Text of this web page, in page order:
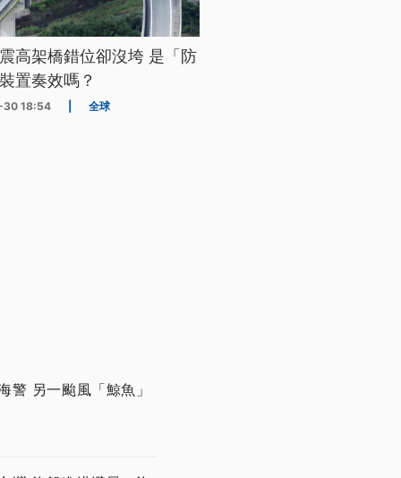
高架橋錯位卻沒垮 是「防
置奏效嗎？
18:54 全球
警 另一颱風「鯨魚」